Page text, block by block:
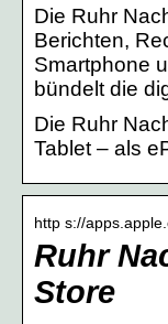
Die Ruhr
Berichten,
Smartphone
bündelt die
Die Ruhr
Tablet – als
http s://
Ruhr
Store